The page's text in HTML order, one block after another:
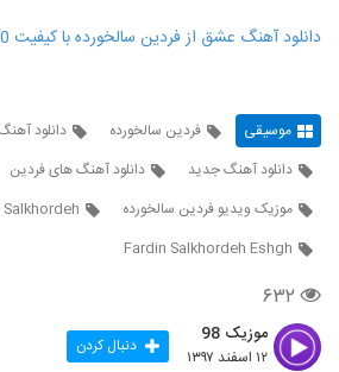
دانلود آهنگ عشق از فردین سالخورده با کیفیت 320
موسیقی فردین سالخورده
دانلود
دانلود آهنگ جدید
دانلود آهنگ های فردین
موزیک ویدیو فردین سالخورده
Fardin Salkhordeh Eshgh
۶۳۲
موزیک 98
۱۲ اسفند ۱۳۹۷ دنبال کردن